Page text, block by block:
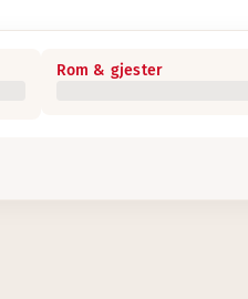
Rom & gjester